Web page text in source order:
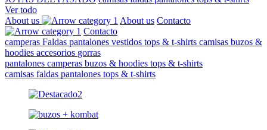
Ver todo
About us
About us Contacto
Contacto
camperas Faldas pantalones vestidos tops & t-shirts camisas buzos &
hoodies accesorios gorras
pantalones camperas buzos & hoodies tops & t-shirts
camisas faldas pantalones tops & t-shirts